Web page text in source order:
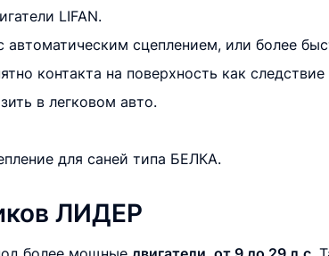
LIFAN.
сцеплением, или более
контакта на поверхность как
в легковом авто.
для саней типа БЕЛКА.
ЛИДЕР